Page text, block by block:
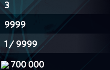
3
9999
1 / 9999
700 000